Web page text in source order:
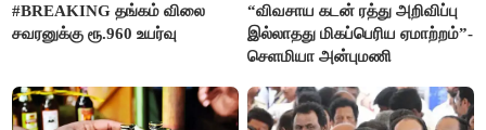
#BREAKING தங்கம் விலை
சவரனுக்கு ரூ.960 உயர்வு
“விவசாய கடன் ரத்து அறிவிப்பு
இல்லாதது மிகப்பெரிய ஏமாற்றம்”-
செளமியா அன்புமணி